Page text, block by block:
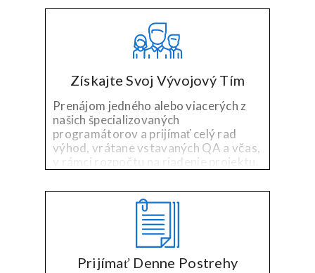
pre svoje špecializované technológie a
priemyslu skúsenosti.
Získajte Svoj Vývojový Tím
Prenájom jedného alebo viacerých z
našich špecializovaných
programátorov a prijímať celý rad
výhod, vrátane vstavaných QA a včas,
v rámci rozpočtu na riadenie projektu.
Prijímať Denne Postrehy